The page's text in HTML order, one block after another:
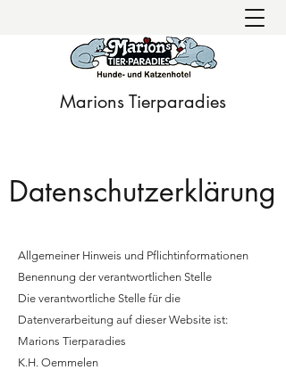
Marions Tierparadies
Datenschutzerklärung
Allgemeiner Hinweis und Pflichtinformationen
Benennung der verantwortlichen Stelle
Die verantwortliche Stelle für die
Datenverarbeitung auf dieser Website ist:
Marions Tierparadies
K.H. Oemmelen